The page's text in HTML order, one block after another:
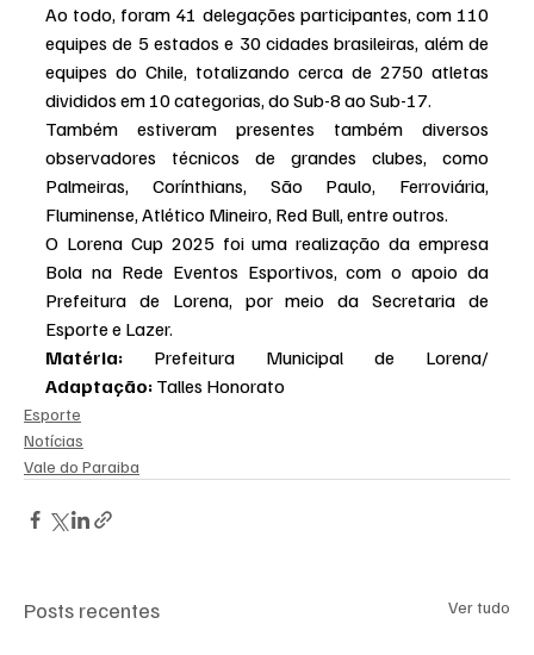
Ao todo, foram 41 delegações participantes, com 110
equipes de 5 estados e 30 cidades brasileiras, além de
equipes do Chile, totalizando cerca de 2750 atletas
divididos em 10 categorias, do Sub-8 ao Sub-17.
Também estiveram presentes também diversos
observadores técnicos de grandes clubes, como
Palmeiras, Corínthians, São Paulo, Ferroviária,
Fluminense, Atlético Mineiro, Red Bull, entre outros.
O Lorena Cup 2025 foi uma realização da empresa
Bola na Rede Eventos Esportivos, com o apoio da
Prefeitura de Lorena, por meio da Secretaria de
Esporte e Lazer.
Matéria:
Adaptação: Talles Honorato
Esporte
Notícias
Vale do Paraiba
Posts recentes Ver tudo